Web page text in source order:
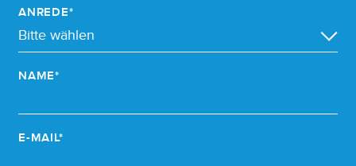
ANREDE*
NAME*
E-MAIL*